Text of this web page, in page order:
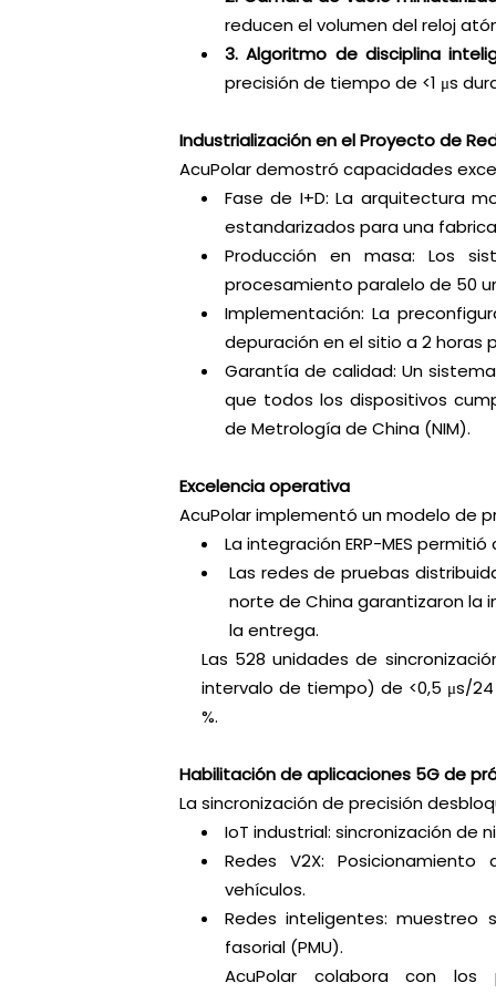
reducen el volumen del reloj
3. Algoritmo de disciplina
precisión de tiempo de <1 μs
Industrialización en el Proyecto de
AcuPolar demostró capacidades
Fase de I+D: La arquitectura
estandarizados para una
Producción en masa: Los
procesamiento paralelo de 50
Implementación: La
depuración en el sitio a 2 horas
Garantía de calidad: Un
que todos los dispositivos
de Metrología de China (NIM).
Excelencia operativa
AcuPolar implementó un modelo de
La integración ERP-MES
Las redes de pruebas
norte de China garantizaron la
la entrega.
Las 528 unidades de
intervalo de tiempo) de <0,5 μs/
%.
Habilitación de aplicaciones 5G de
La sincronización de precisión
IoT industrial: sincronización de
Redes V2X:
vehículos.
Redes inteligentes: muestreo
fasorial (PMU).
AcuPolar colabora con los